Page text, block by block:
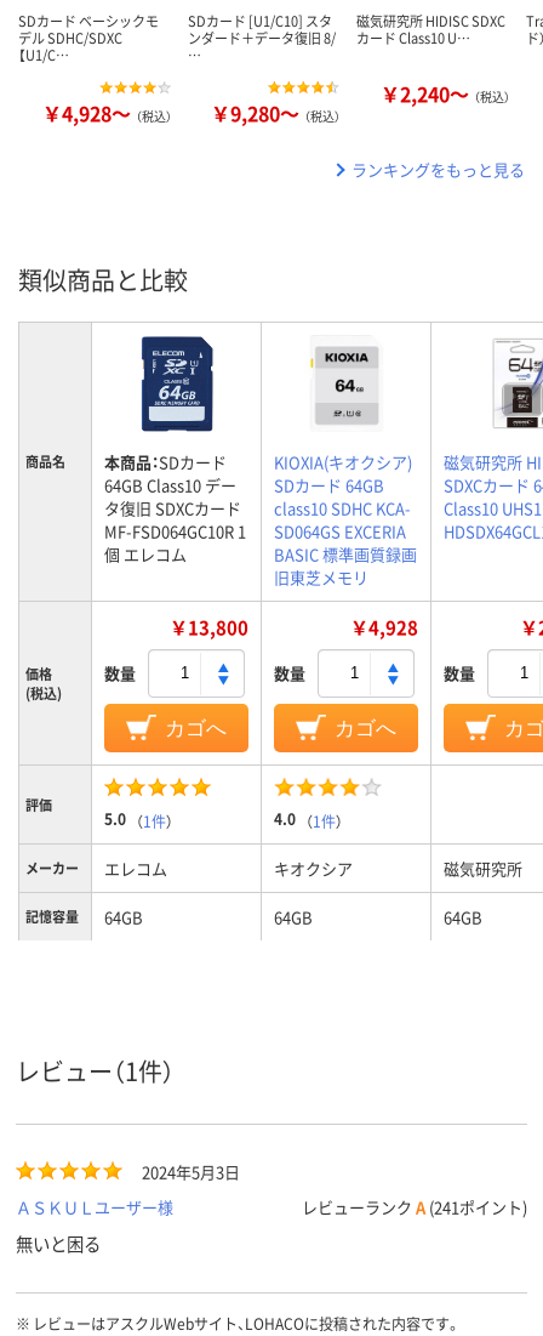
SDカード ベーシックモ
デル SDHC/SDXC
【U1/C…
￥4,928～ （税込）
SDカード [U1/C10] スタ
ンダード＋データ復旧 8/
…
￥9,280～ （税込）
磁気研究所 HIDISC SDXC
カード Class10 U…
￥2,240～ （税込）
ランキングをもっと見る
類似商品と比較
商品名 本商品：SDカード
64GB Class10 デー
タ復旧 SDXCカード
MF-FSD064GC10R 1
個 エレコム
KIOXIA(キオクシア)
SDカード 64GB
class10 SDHC KCA-
SD064GS EXCERIA
BASIC 標準画質録画
旧東芝メモリ
磁気研究所
SDXCカード
Class10 UHS1
価格
(税込)
￥13,800
数量
カゴへ
￥4,928
数量
カゴへ
数量
カ
評価
5.0 （1件） 4.0 （1件）
メーカー エレコム キオクシア 磁気研究所
記憶容量 64GB 64GB 64GB
レビュー（1件）
2024年5月3日
ＡＳＫＵＬユーザー様
レビューランク A (241ポイント)
無いと困る
※ レビューはアスクルWebサイト、LOHACOに投稿された内容です。